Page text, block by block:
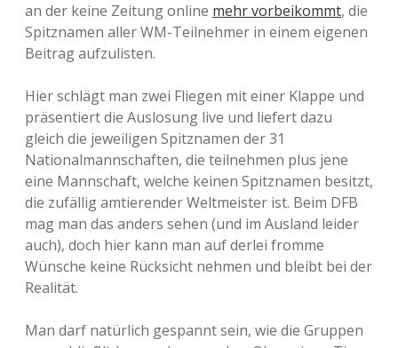
an der keine Zeitung online mehr vorbeikommt, die
Spitznamen aller WM-Teilnehmer in einem eigenen
Beitrag aufzulisten.
Hier schlägt man zwei Fliegen mit einer Klappe und
präsentiert die Auslosung live und liefert dazu
gleich die jeweiligen Spitznamen der 31
Nationalmannschaften, die teilnehmen plus jene
eine Mannschaft, welche keinen Spitznamen besitzt,
die zufällig amtierender Weltmeister ist. Beim DFB
mag man das anders sehen (und im Ausland leider
auch), doch hier kann man auf derlei fromme
Wünsche keine Rücksicht nehmen und bleibt bei der
Realität.
Man darf natürlich gespannt sein, wie die Gruppen